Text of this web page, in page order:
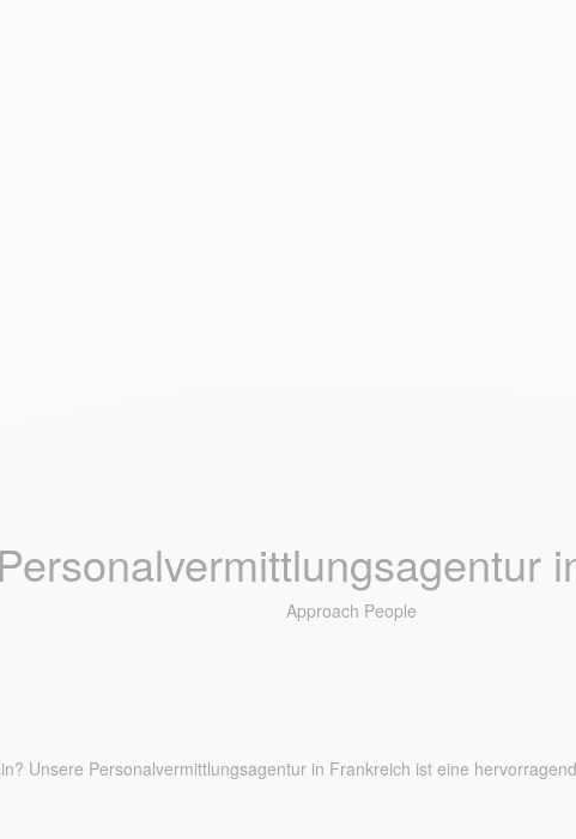
Personalvermittlungsagentur
Approach People
Unsere Personalvermittlungsagentur in Frankreich ist eine